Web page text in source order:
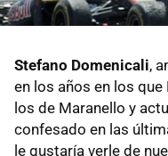
Stefano Domenicali,
en los años en los
los de Maranello y
confesado en las
le gustaría verle de